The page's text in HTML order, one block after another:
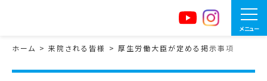
メニュー
ホーム 来院される皆様 厚生労働大臣が定める掲示事項